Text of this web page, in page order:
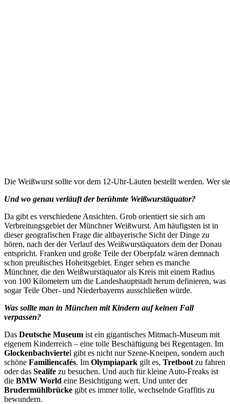
Die Weißwurst sollte vor dem 12-Uhr-Läuten bestellt werden. Wer
Und wo genau verläuft der berühmte Weißwurstäquator?
Da gibt es verschiedene Ansichten. Grob orientiert sie sich am
Verbreitungsgebiet der Münchner Weißwurst. Am häufigsten ist in
dieser geografischen Frage die altbayerische Sicht der Dinge zu
hören, nach der der Verlauf des Weißwurstäquators dem der Donau
entspricht. Franken und große Teile der Oberpfalz wären demnach
schon preußisches Hoheitsgebiet. Enger sehen es manche
Münchner, die den Weißwurstäquator als Kreis mit einem Radius
von 100 Kilometern um die Landeshauptstadt herum definieren, was
sogar Teile Ober- und Niederbayerns ausschließen würde.
Was sollte man in München mit Kindern auf keinen Fall
verpassen?
Das Deutsche Museum ist ein gigantisches Mitmach-Museum mit
eigenem Kinderreich – eine tolle Beschäftigung bei Regentagen. Im
Glockenbachviertel gibt es nicht nur Szene-Kneipen, sondern auch
schöne Familiencafés. Im Olympiapark gilt es, Tretboot zu fahren
oder das Sealife zu besuchen. Und auch für kleine Auto-Freaks ist
die BMW World eine Besichtigung wert. Und unter der
Brudermühlbrücke gibt es immer tolle, wechselnde Graffitis zu
bewundern.